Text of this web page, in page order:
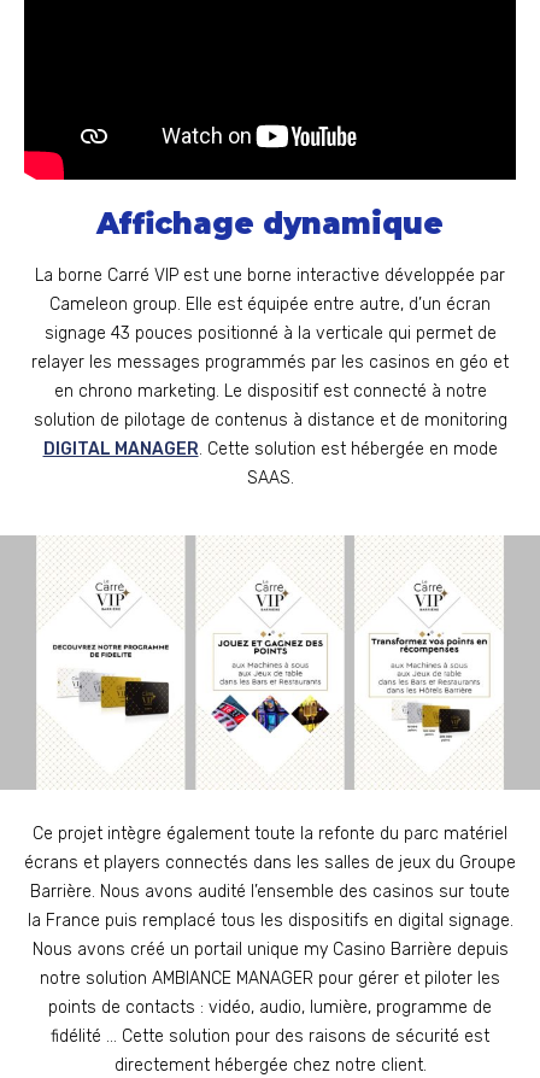
Affichage dynamique
La borne Carré VIP est une borne interactive développée par
Cameleon group. Elle est équipée entre autre, d’un écran
signage 43 pouces positionné à la verticale qui permet de
relayer les messages programmés par les casinos en géo et
en chrono marketing. Le dispositif est connecté à notre
solution de pilotage de contenus à distance et de monitoring
DIGITAL MANAGER. Cette solution est hébergée en mode
SAAS.
Ce projet intègre également toute la refonte du parc matériel
écrans et players connectés dans les salles de jeux du Groupe
Barrière. Nous avons audité l’ensemble des casinos sur toute
la France puis remplacé tous les dispositifs en digital signage.
Nous avons créé un portail unique my Casino Barrière depuis
notre solution AMBIANCE MANAGER pour gérer et piloter les
points de contacts : vidéo, audio, lumière, programme de
fidélité … Cette solution pour des raisons de sécurité est
directement hébergée chez notre client.